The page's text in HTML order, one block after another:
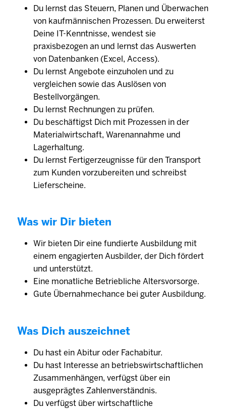
Du lernst das Steuern, Planen und Überwachen
von kaufmännischen Prozessen. Du erweiterst
Deine IT-Kenntnisse, wendest sie
praxisbezogen an und lernst das Auswerten
von Datenbanken (Excel, Access).
Du lernst Angebote einzuholen und zu
vergleichen sowie das Auslösen von
Bestellvorgängen.
Du lernst Rechnungen zu prüfen.
Du beschäftigst Dich mit Prozessen in der
Materialwirtschaft, Warenannahme und
Lagerhaltung.
Du lernst Fertigerzeugnisse für den Transport
zum Kunden vorzubereiten und schreibst
Lieferscheine.
Was wir Dir bieten
Wir bieten Dir eine fundierte Ausbildung mit
einem engagierten Ausbilder, der Dich fördert
und unterstützt.
Eine monatliche Betriebliche Altersvorsorge.
Gute Übernahmechance bei guter Ausbildung.
Was Dich auszeichnet
Du hast ein Abitur oder Fachabitur.
Du hast Interesse an betriebswirtschaftlichen
Zusammenhängen, verfügst über ein
ausgeprägtes Zahlenverständnis.
Du verfügst über wirtschaftliche